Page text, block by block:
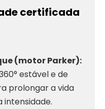
certificada
(motor Parker):
estável e de
prolongar a vida
intensidade.